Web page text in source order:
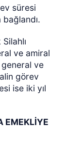
süresi
ve amiral
ve
görev
ise iki yıl
EMEKLİYE